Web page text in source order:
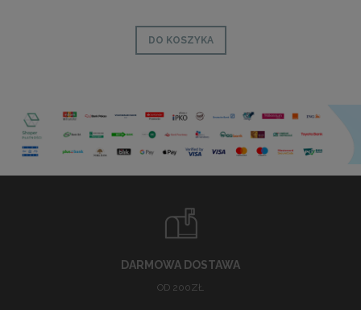
DO KOSZYKA
DARMOWA DOSTAWA
OD 200ZŁ